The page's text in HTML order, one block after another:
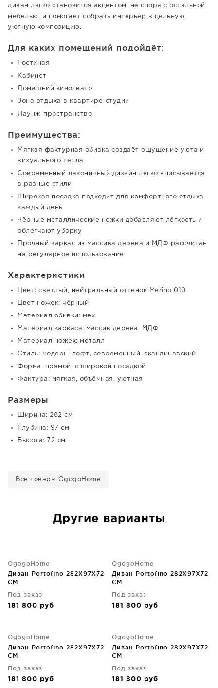
диван легко становится акцентом, не споря с остальной
мебелью, и помогает собрать интерьер в цельную,
уютную композицию.
Для каких помещений подойдёт:
Гостиная
Кабинет
Домашний кинотеатр
Зона отдыха в квартире-студии
Лаунж-пространство
Преимущества:
Мягкая фактурная обивка создаёт ощущение уюта и
визуального тепла
Современный лаконичный дизайн легко вписывается
в разные стили
Широкая посадка подходит для комфортного отдыха
каждый день
Чёрные металлические ножки добавляют лёгкость и
облегчают уборку
Прочный каркас из массива дерева и МДФ рассчитан
на регулярное использование
Характеристики
Цвет: светлый, нейтральный оттенок Merino 010
Цвет ножек: чёрный
Материал обивки: мех
Материал каркаса: массив дерева, МДФ
Материал ножек: металл
Стиль: модерн, лофт, современный, скандинавский
Форма: прямой, с широкой посадкой
Фактура: мягкая, объёмная, уютная
Размеры
Ширина: 282 см
Глубина: 97 см
Высота: 72 см
Все товары OgogoHome
Другие варианты
OgogoHome
Диван Portofino 282X97X72
CM
Под заказ
181 800 руб
OgogoHome
Диван Portofino 282X97X72
CM
Под заказ
181 800 руб
OgogoHome
Диван Portofino 282X97X72
CM
Под заказ
181 800 руб
OgogoHome
Диван Portofino 282X97X72
CM
Под заказ
181 800 руб